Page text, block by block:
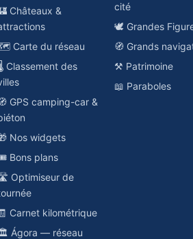
Châteaux &
Carte du réseau
Classement des
GPS camping-car &
Nos widgets
Bons plans
Optimiseur de
🧾 Carnet kilométrique
Ágora — réseau
cité
🕊️ Grandes
🧭 Grands
⚒️ Patrimoine
📖 Paraboles